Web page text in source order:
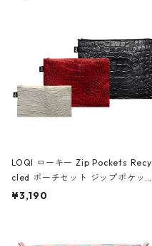
LOQI ローキー Zip Pockets Recy
cled ポーチセット ジップポケット
ファスナーポーチ 撥水加工 トラベ
¥3,190